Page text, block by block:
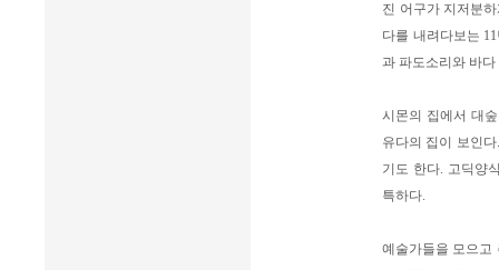
진 어구가 지저분
다를 내려다보는
과 파도소리와 바
시몬의 집에서 대
유다의 집이 보인
기도 한다. 고딕양
특하다.
예술가들을 모으고